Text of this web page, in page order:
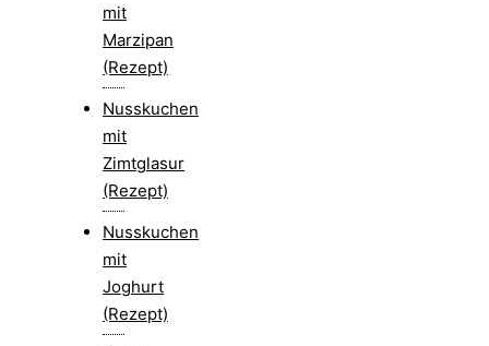
mit
Marzipan
(Rezept)
Nusskuchen
mit
Zimtglasur
(Rezept)
Nusskuchen
mit
Joghurt
(Rezept)